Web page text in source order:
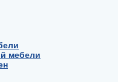
мебели